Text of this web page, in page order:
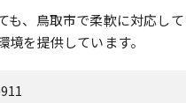
、鳥取市で柔軟に対応し
を提供しています。